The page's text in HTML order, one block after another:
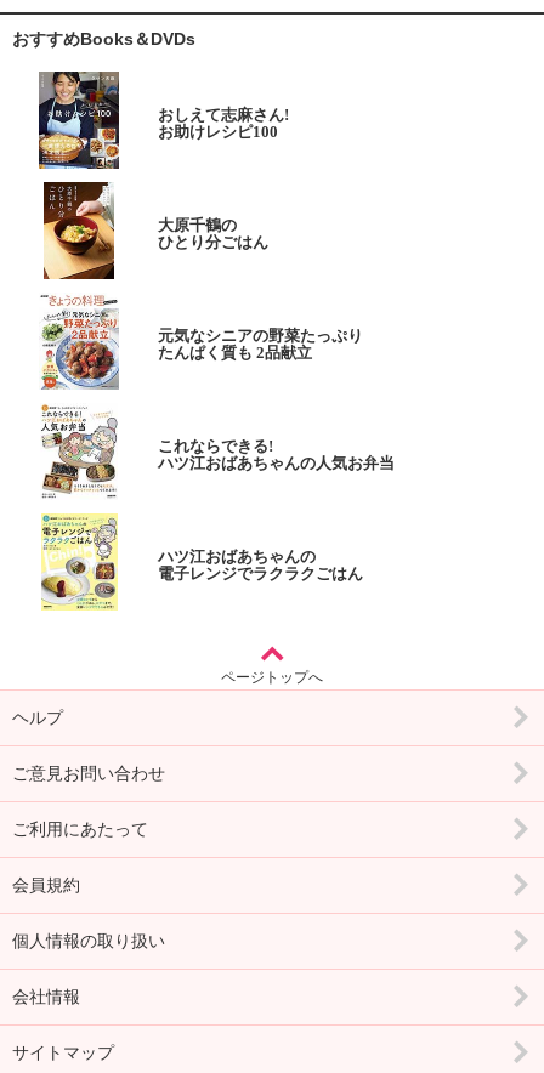
おすすめBooks＆DVDs
おしえて志麻さん!
お助けレシピ100
大原千鶴の
ひとり分ごはん
元気なシニアの野菜たっぷり
たんぱく質も 2品献立
これならできる!
ハツ江おばあちゃんの人気お弁当
ハツ江おばあちゃんの
電子レンジでラクラクごはん
ページトップへ
ヘルプ
ご意見お問い合わせ
ご利用にあたって
会員規約
個人情報の取り扱い
会社情報
サイトマップ